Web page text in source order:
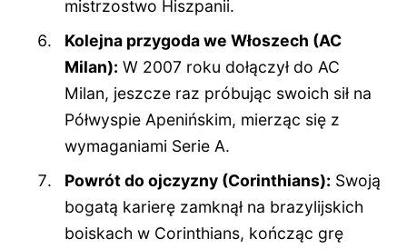
mistrzostwo Hiszpanii.
Kolejna przygoda we Włoszech (AC
Milan): W 2007 roku dołączył do AC
Milan, jeszcze raz próbując swoich sił na
Półwyspie Apenińskim, mierząc się z
wymaganiami Serie A.
Powrót do ojczyzny (Corinthians): Swoją
bogatą karierę zamknął na brazylijskich
boiskach w Corinthians, kończąc grę